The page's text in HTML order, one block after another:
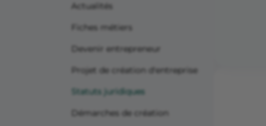
Actualités
Fiches métiers
Devenir entrepreneur
Projet de création d'entreprise
Statuts juridiques
Démarches de création